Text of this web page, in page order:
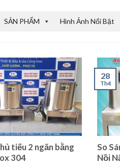
SẢN PHẨM Hình Ảnh Nổi Bật
tiếu 2 ngăn bằng
304
So
Nồi
28
Th4